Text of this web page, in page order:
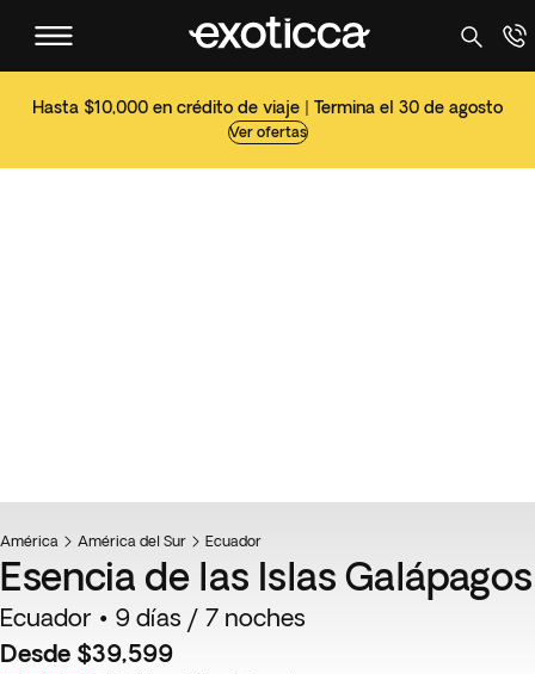
Hasta $10,000 en crédito de viaje | Termina el 30 de agosto
Ver ofertas
América América del Sur Ecuador
Esencia de las Islas Galápagos
Ecuador • 9 días / 7 noches
Desde $39,599